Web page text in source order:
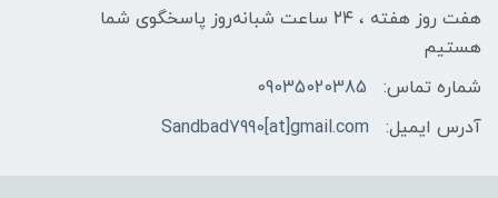
هفت روز هفته ، ۲۴ ساعت شبانه‌روز پاسخگوی شما
هستیم
شماره تماس:
09035020385
آدرس ایمیل:
Sandbad7990[at]gmail.com